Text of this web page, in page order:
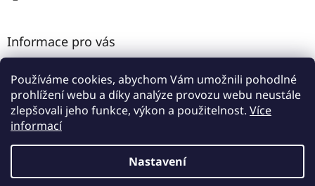
Používáme cookies, abychom Vám umožnili pohodlné
prohlížení webu a díky analýze provozu webu neustále
zlepšovali jeho funkce, výkon a použitelnost. Více
informací
Nastavení
Informace pro vás
Obchodní podmínky
Podmínky ochrany osobních údajů
Vytvořil Shoptet